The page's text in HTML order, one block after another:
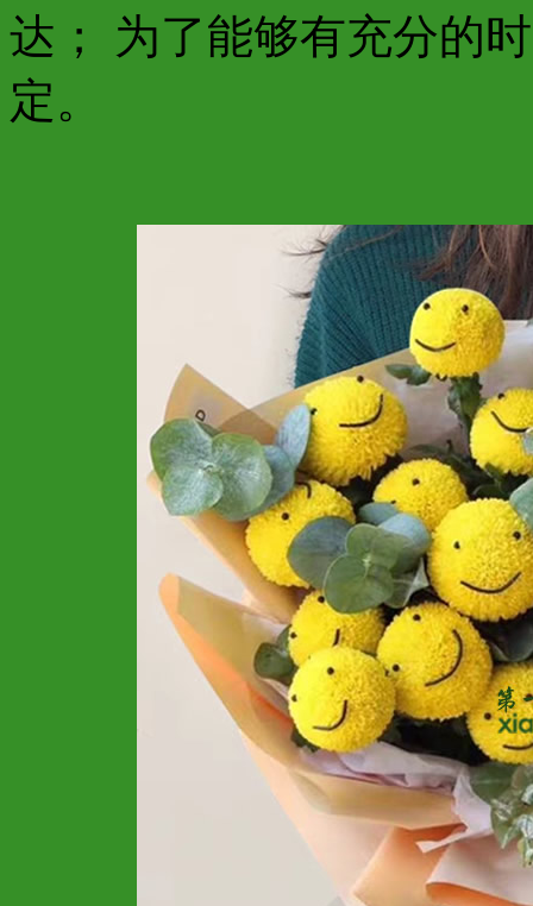
达； 为了能够有充分的
定。